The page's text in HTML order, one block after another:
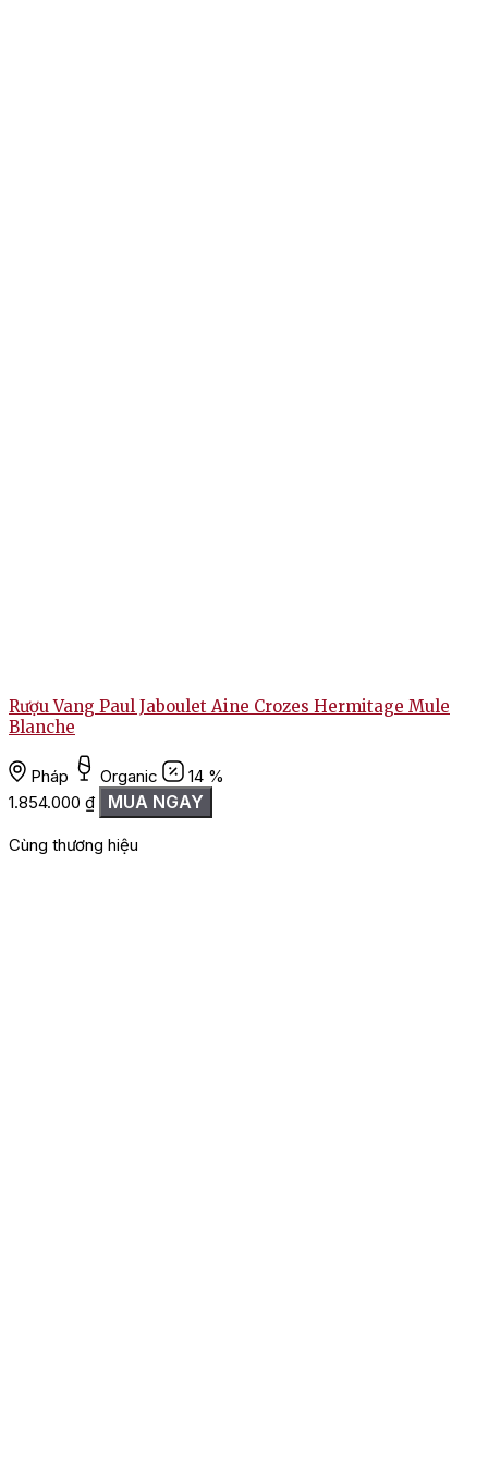
Rượu Vang Paul Jaboulet Aine Crozes Hermitage Mule
Blanche
Pháp Organic
14 %
1.854.000 ₫ MUA NGAY
Cùng thương hiệu